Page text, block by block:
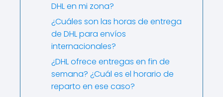
DHL en mi zona?
¿Cuáles son las horas de entrega
de DHL para envíos
internacionales?
¿DHL ofrece entregas en fin de
semana? ¿Cuál es el horario de
reparto en ese caso?